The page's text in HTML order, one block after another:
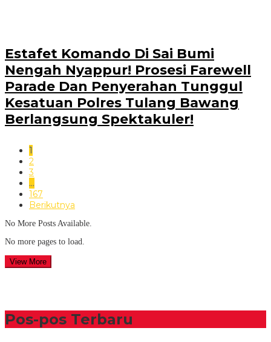
Estafet Komando Di Sai Bumi
Nengah Nyappur! Prosesi Farewell
Parade Dan Penyerahan Tunggul
Kesatuan Polres Tulang Bawang
Berlangsung Spektakuler!
1
2
3
…
167
Berikutnya
No More Posts Available.
No more pages to load.
View More
Pos-pos Terbaru